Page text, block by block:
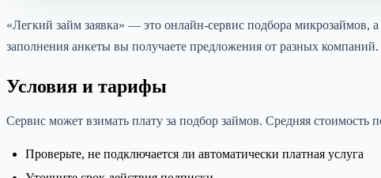
«Легкий займ заявка» — это онлайн-сервис подбора
заполнения анкеты вы получаете предложения от разных компаний.
Условия и тарифы
Сервис может взимать плату за подбор займов. Средняя
Проверьте, не подключается ли автоматически платная услуга